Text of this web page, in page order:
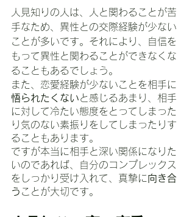
人見知りの人は、人と関わることが苦
手なため、異性との交際経験が少ない
ことが多いです。それにより、自信を
もって異性と関わることができなくな
ることもあるでしょう。
また、恋愛経験が少ないことを相手に
悟られたくないと感じるあまり、相手
に対して冷たい態度をとってしまった
り気のない素振りをしてしまったりす
ることもあります。
ですが本当に相手と深い関係になりた
いのであれば、自分のコンプレックス
をしっかり受け入れて、真摯に向き合
う ことが大切です。